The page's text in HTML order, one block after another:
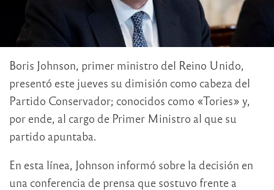
Boris Johnson, primer ministro del Reino Unido,
presentó este jueves su dimisión como cabeza del
Partido Conservador; conocidos como «Tories» y,
por ende, al cargo de Primer Ministro al que su
partido apuntaba.
En esta línea, Johnson informó sobre la decisión en
una conferencia de prensa que sostuvo frente a